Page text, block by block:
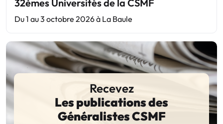
32èmes Universités de la CSMF
Du 1 au 3 octobre 2026 à La Baule
Recevez
Les publications des
Généralistes CSMF